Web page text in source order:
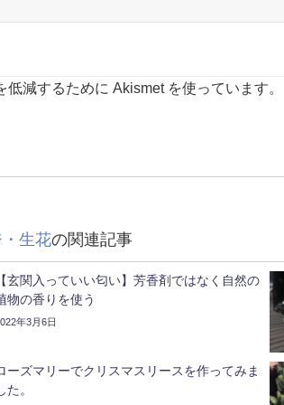
低減するために Akismet を使っています。
生花の関連記事
【玄関入っていい匂い】芳香剤ではなく自然の
物の香りを使う
年3月6日
ーズマリーでクリスマスリースを作ってみま
た。